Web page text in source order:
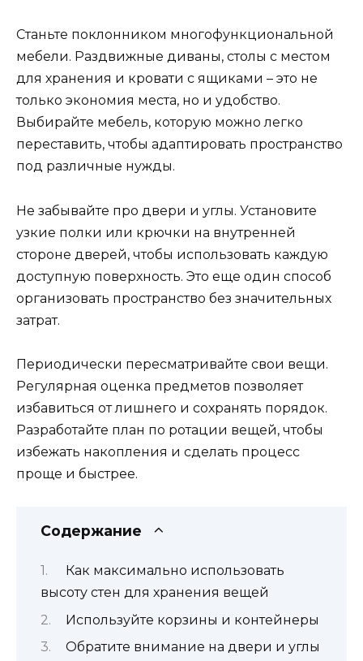
Станьте поклонником многофункциональной
мебели. Раздвижные диваны, столы с местом
для хранения и кровати с ящиками – это не
только экономия места, но и удобство.
Выбирайте мебель, которую можно легко
переставить, чтобы адаптировать пространство
под различные нужды.
Не забывайте про двери и углы. Установите
узкие полки или крючки на внутренней
стороне дверей, чтобы использовать каждую
доступную поверхность. Это еще один способ
организовать пространство без значительных
затрат.
Периодически пересматривайте свои вещи.
Регулярная оценка предметов позволяет
избавиться от лишнего и сохранять порядок.
Разработайте план по ротации вещей, чтобы
избежать накопления и сделать процесс
проще и быстрее.
Содержание
Как максимально использовать
высоту стен для хранения вещей
Используйте корзины и контейнеры
Обратите внимание на двери и углы